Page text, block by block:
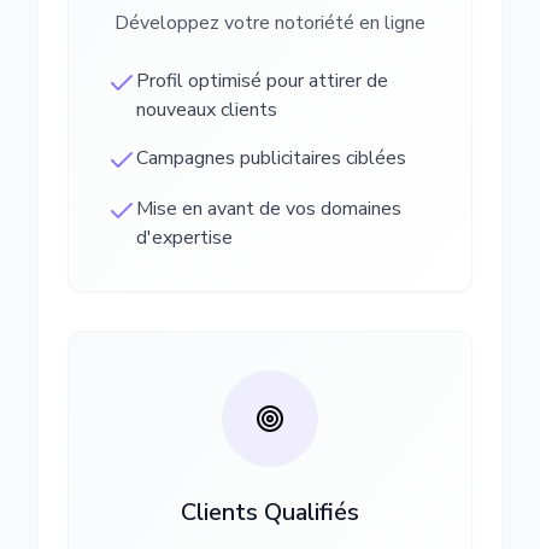
Développez votre notoriété en ligne
Profil optimisé pour attirer de
nouveaux clients
Campagnes publicitaires ciblées
Mise en avant de vos domaines
d'expertise
Clients Qualifiés